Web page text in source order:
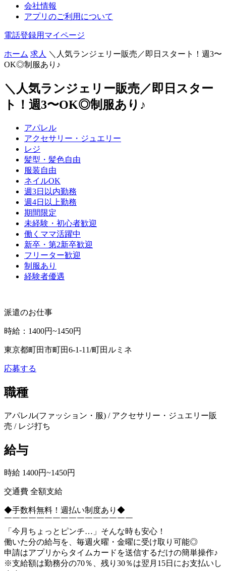
会社情報
アプリのご利用について
電話登録用マイページ
ホーム 求人 ＼人気ランジェリー販売／即日スタート！週3〜
OK◎制服あり♪
＼人気ランジェリー販売／即日スター
ト！週3〜OK◎制服あり♪
アパレル
アクセサリー・ジュエリー
レジ
髪型・髪色自由
服装自由
ネイルOK
週3日以内勤務
週4日以上勤務
期間限定
未経験・初心者歓迎
働くママ活躍中
新卒・第2新卒歓迎
フリーター歓迎
制服あり
経験者優遇
派遣のお仕事
時給 ： 1400円~1450円
東京都町田市町田6-1-11/町田ルミネ
応募する
職種
アパレル(ファッション・服) / アクセサリー・ジュエリー販
売 / レジ打ち
給与
時給 1400円~1450円
交通費 全額支給
◆手数料無料！週払い制度あり◆
￣￣￣￣￣￣￣￣￣￣￣￣￣￣￣￣
「今月ちょっとピンチ…」そんな時も安心！
働いた分の給与を、毎週火曜・金曜に受け取り可能◎
申請はアプリからタイムカードを送信するだけの簡単操作♪
※支給額は勤務分の70％、残り30％は翌月15日にお支払いし